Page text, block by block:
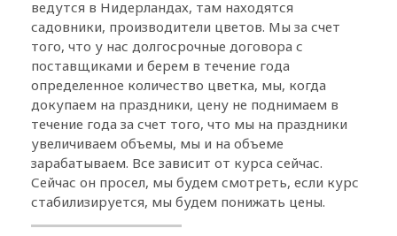
ведутся в Нидерландах, там находятся
садовники, производители цветов. Мы за счет
того, что у нас долгосрочные договора с
поставщиками и берем в течение года
определенное количество цветка, мы, когда
докупаем на праздники, цену не поднимаем в
течение года за счет того, что мы на праздники
увеличиваем объемы, мы и на объеме
зарабатываем. Все зависит от курса сейчас.
Сейчас он просел, мы будем смотреть, если курс
стабилизируется, мы будем понижать цены.